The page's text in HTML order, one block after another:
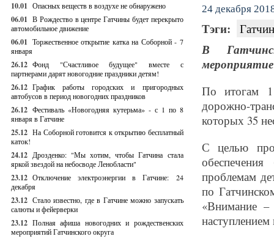
10.01 Опасных веществ в воздухе не обнаружено
06.01 В Рождество в центре Гатчины будет перекрыто
автомобильное движение
06.01 Торжественное открытие катка на Соборной - 7
января
26.12 Фонд "Счастливое будущее" вместе с
партнерами дарят новогодние праздники детям!
26.12 График работы городских и пригородных
автобусов в период новогодних праздников
26.12 Фестиваль «Новогодняя кутерьма» - с 1 по 8
января в Гатчине
25.12 На Соборной готовится к открытию бесплатный
каток!
24.12 Дрозденко: "Мы хотим, чтобы Гатчина стала
яркой звездой на небосводе Ленобласти"
23.12 Отключение электроэнергии в Гатчине: 24
декабря
23.12 Стало известно, где в Гатчине можно запускать
салюты и фейерверки
23.12 Полная афиша новогодних и рождественских
мероприятий Гатчинского округа
24 декабря
Тэги:
В
По итогам
дорожно-
которых 35
С целью
проблемам
по
«Внимание –